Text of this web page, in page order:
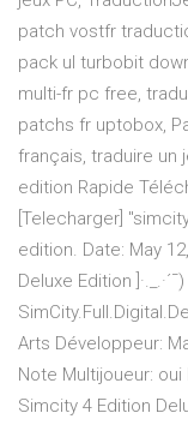
patch vostfr
pack ul turbobit
multi-fr pc free,
patchs fr uptobox,
français, traduire un
edition Rapide
[Telecharger]
edition. Date: May
Deluxe Edition
Arts Développeur:
Note Multijoueur:
Simcity 4 Edition